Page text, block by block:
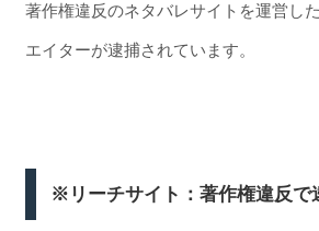
著作権違反のネタバレサイトを運営し
エイターが逮捕されています。
※リーチサイト：著作権違反で